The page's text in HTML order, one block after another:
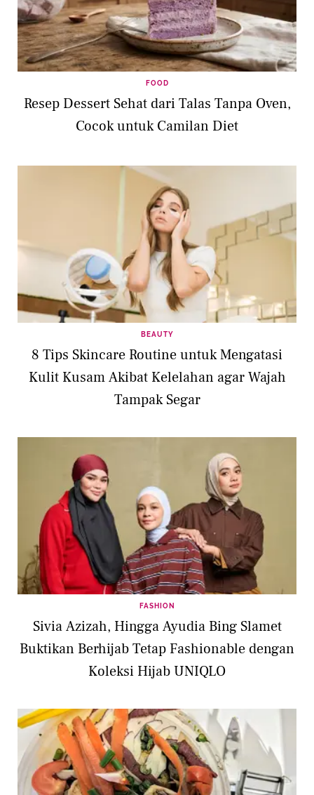
FOOD
Resep Dessert Sehat dari Talas Tanpa Oven,
Cocok untuk Camilan Diet
BEAUTY
8 Tips Skincare Routine untuk Mengatasi
Kulit Kusam Akibat Kelelahan agar Wajah
Tampak Segar
FASHION
Sivia Azizah, Hingga Ayudia Bing Slamet
Buktikan Berhijab Tetap Fashionable dengan
Koleksi Hijab UNIQLO